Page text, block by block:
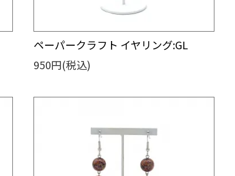
ペーパークラフト イヤリング:GL
950円(税込)